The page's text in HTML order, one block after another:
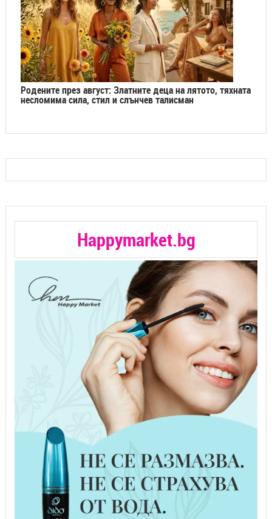
Родените през август: Златните деца на лятото, тяхната
несломима сила, стил и слънчев талисман
Happymarket.bg